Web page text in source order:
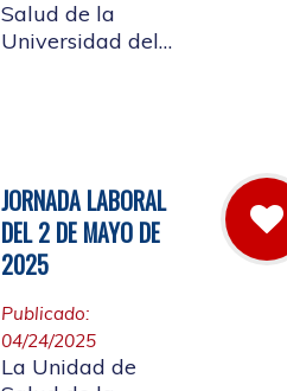
Salud de la
Universidad del
contagiarlo a otras
personas. La
vacuna es segura
a combatir el virus
JORNADA LABORAL
DEL 2 DE MAYO DE
2025
Publicado:
04/24/2025
La Unidad de